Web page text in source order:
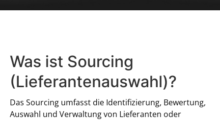
Was ist Sourcing
(Lieferantenauswahl)?
Das Sourcing umfasst die Identifizierung, Bewertung,
Auswahl und Verwaltung von Lieferanten oder